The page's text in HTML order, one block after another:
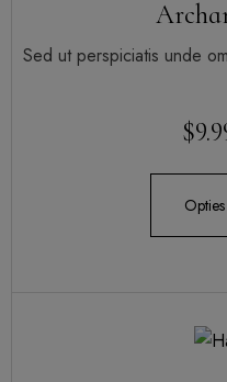
Sed ut perspiciatis unde
$